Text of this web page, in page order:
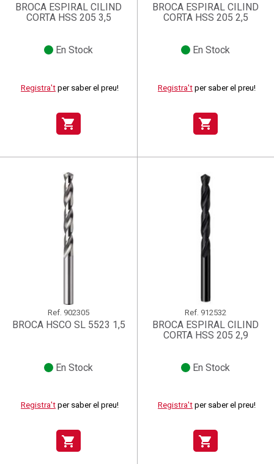
BROCA ESPIRAL CILIND
CORTA HSS 205 3,5
En Stock
Registra't per saber el preu!
shopping_cart
BROCA ESPIRAL CILIND
CORTA HSS 205 2,5
En Stock
Registra't per saber el preu!
shopping_cart
Ref. 902305
BROCA HSCO SL 5523 1,5
En Stock
Registra't per saber el preu!
shopping_cart
Ref. 912532
BROCA ESPIRAL CILIND
CORTA HSS 205 2,9
En Stock
Registra't per saber el preu!
shopping_cart